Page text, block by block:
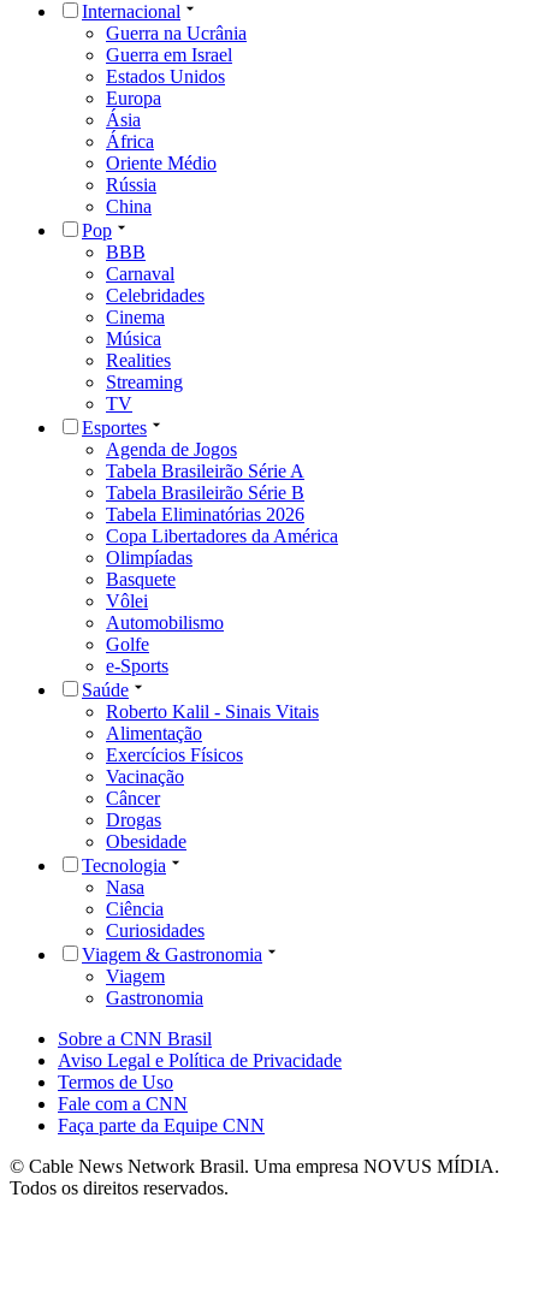
Internacional
Guerra na Ucrânia
Guerra em Israel
Estados Unidos
Europa
Ásia
África
Oriente Médio
Rússia
China
Pop
BBB
Carnaval
Celebridades
Cinema
Música
Realities
Streaming
TV
Esportes
Agenda de Jogos
Tabela Brasileirão Série A
Tabela Brasileirão Série B
Tabela Eliminatórias 2026
Copa Libertadores da América
Olimpíadas
Basquete
Vôlei
Automobilismo
Golfe
e-Sports
Saúde
Roberto Kalil - Sinais Vitais
Alimentação
Exercícios Físicos
Vacinação
Câncer
Drogas
Obesidade
Tecnologia
Nasa
Ciência
Curiosidades
Viagem & Gastronomia
Viagem
Gastronomia
Sobre a CNN Brasil
Aviso Legal e Política de Privacidade
Termos de Uso
Fale com a CNN
Faça parte da Equipe CNN
© Cable News Network Brasil. Uma empresa NOVUS MÍDIA.
Todos os direitos reservados.